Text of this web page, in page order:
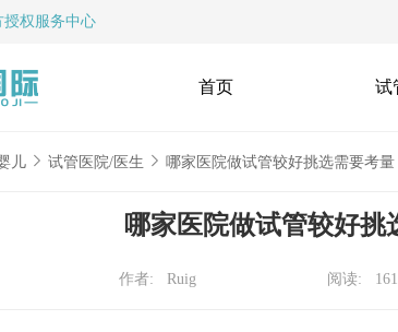
授权服务中心
首页 试
儿 试管医院/医生 哪家医院做试管较好挑选需要考量
哪家医院做试管较好挑
作者: Ruig 阅读: 161